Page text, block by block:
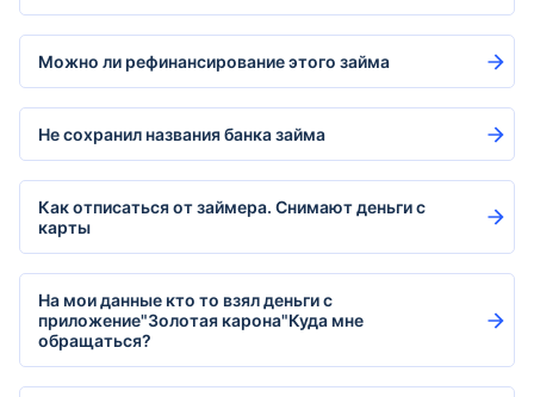
Можно ли рефинансирование этого займа
Не сохранил названия банка займа
Как отписаться от займера. Снимают деньги с
карты
На мои данные кто то взял деньги с
приложение"Золотая карона"Куда мне
обращаться?